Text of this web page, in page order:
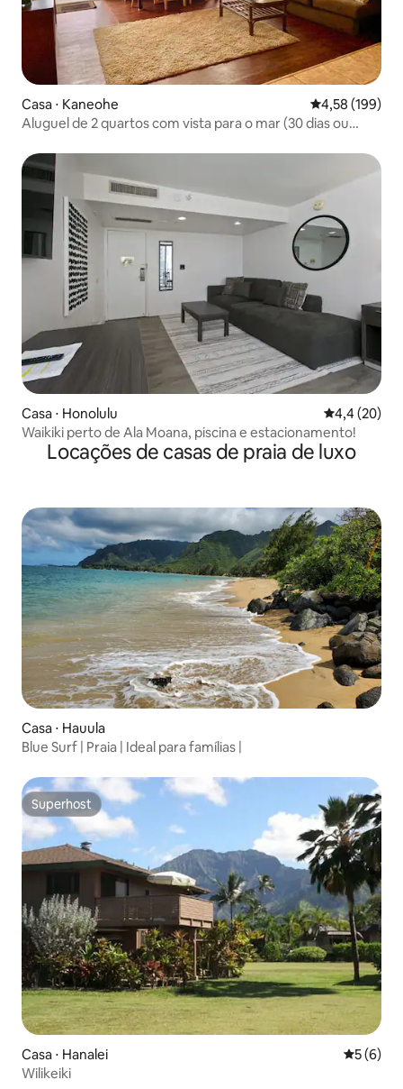
Casa ⋅ Kaneohe 4,58 de uma
4,58 (199)
Aluguel de 2 quartos com vista para o mar (30 dias ou
Casa ⋅ Honolulu 4,4 de uma
4,4 (20)
Waikiki perto de Ala Moana, piscina e estacionamento!
Locações de casas de praia de luxo
Casa ⋅ Hauula
Blue Surf | Praia | Ideal para famílias |
Superhost
Superhost
Casa ⋅ Hanalei 5 de
5 (6)
Wilikeiki